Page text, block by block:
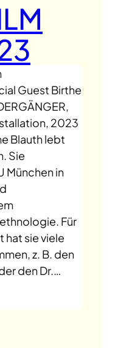
Guest Birthe
2023
Blauth lebt
Sie
München in
Für
hat sie viele
z. B. den
den Dr.…